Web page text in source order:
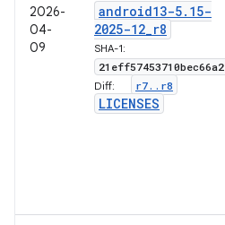
2026-
04-
09
android13-5. 15-
2025-12_r8
SHA-1:
21eff57453710bec66a2
Diff: r7. . r8
LICENSES